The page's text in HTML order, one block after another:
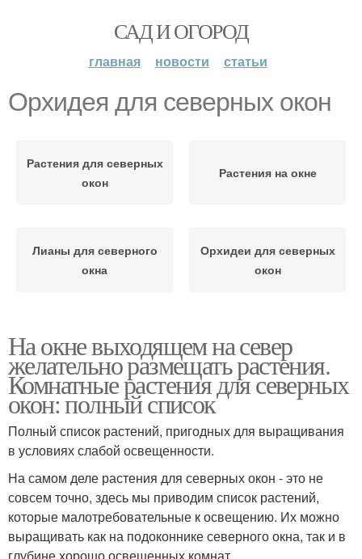
САД И ОГОРОД
главная новости статьи
Орхидея для северных окон
Растения для северных
окон
Растения на окне
Лианы для северного
окна
Орхидеи для северных
окон
На окне выходящем на север
желательно размещать растения.
Комнатные растения для северных
окон: полный список
Полный список растений, пригодных для выращивания
в условиях слабой освещенности.
На самом деле растения для северных окон - это не
совсем точно, здесь мы приводим список растений,
которые малотребовательные к освещению. Их можно
выращивать как на подоконнике северного окна, так и в